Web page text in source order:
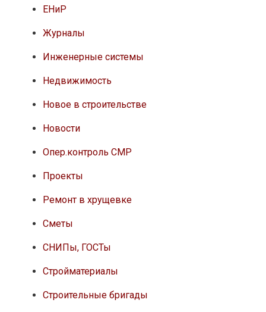
ЕНиР
Журналы
Инженерные системы
Недвижимость
Новое в строительстве
Новости
Опер.контроль СМР
Проекты
Ремонт в хрущевке
Сметы
СНИПы, ГОСТы
Стройматериалы
Строительные бригады